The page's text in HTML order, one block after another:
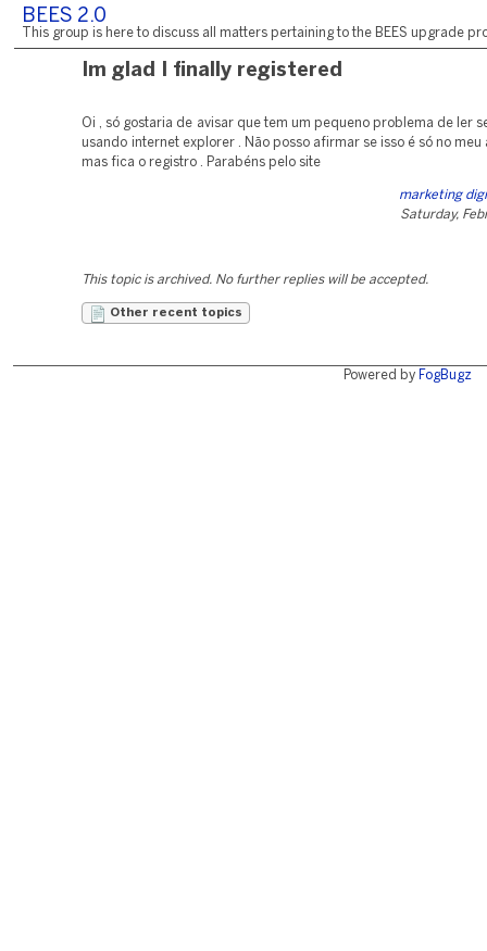
BEES 2.0
This group is here to discuss all matters pertaining to the BEES upgrade
Im glad I finally registered
Oi , só gostaria de avisar que tem um pequeno problema de ler
usando internet explorer . Não posso afirmar se isso é só no meu
mas fica o registro . Parabéns pelo site
marketing
Saturday,
This topic is archived. No further replies will be accepted.
Other recent topics
Powered by FogBugz